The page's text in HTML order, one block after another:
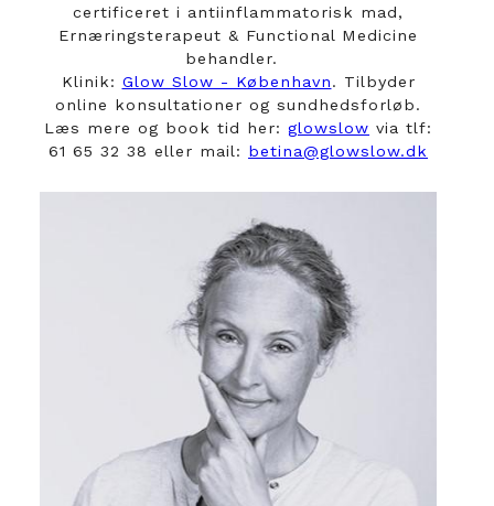
certificeret i antiinflammatorisk mad,
Ernæringsterapeut & Functional Medicine
behandler.
Klinik: Glow Slow - København. Tilbyder
online konsultationer og sundhedsforløb.
Læs mere og book tid her: glowslow via tlf:
61 65 32 38 eller mail: betina@glowslow.dk